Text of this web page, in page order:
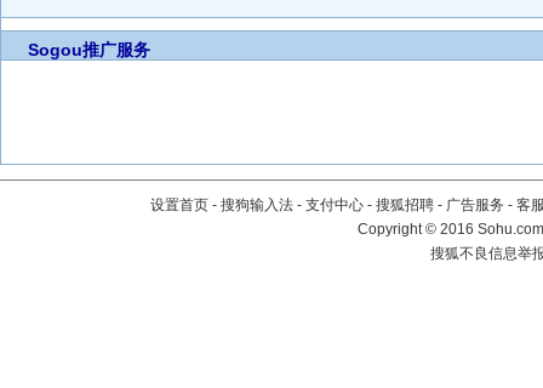
Sogou推广服务
设置首页 - 搜狗输入法 - 支付中心 - 搜狐招聘 - 广告服务 - 客
Copyright©2016
搜狐不良信息举